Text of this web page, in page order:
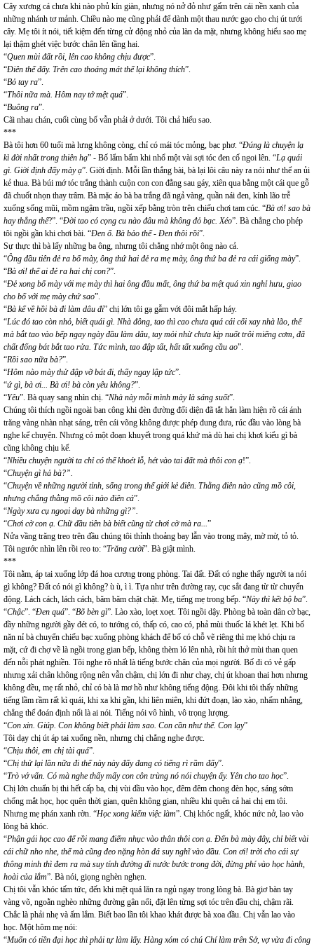
Cây xương cá chưa khi nào phủ kín giàn, nhưng nó nở đỏ như gấm trên cái nền xanh của
những nhánh tơ mảnh. Chiều nào mẹ cũng phải để dành một thau nước gạo cho chị út tưới
cây. Mẹ tôi ít nói, tiết kiệm đến từng cử động nhỏ của làn da mặt, nhưng không hiểu sao mẹ
lại thậm ghét việc bước chân lên tầng hai.
“Quen mùi đất rồi, lên cao không chịu được”.
“Điên thế đấy. Trên cao thoáng mát thế lại không thích”.
“Bỏ tay ra”.
“Thôi nữa mà. Hôm nay tớ mệt quá”.
“Buông ra”.
Cãi nhau chán, cuối cùng bố vẫn phải ở dưới. Tôi chả hiểu sao.
***
Bà tôi hơn 60 tuổi mà lưng không còng, chỉ có mái tóc mỏng, bạc phơ. “Đúng là chuyện lạ
kì đời nhất trong thiên hạ” - Bố lẩm bẩm khi nhổ một vài sợi tóc đen cố ngoi lên. “Lạ quái
gì. Giời định đấy mày ạ”. Giời định. Mỗi lần thắng bài, bà lại lôi câu này ra nói như thể an ủi
kẻ thua. Bà búi mớ tóc trắng thành cuộn con con đằng sau gáy, xiên qua bằng một cái que gỗ
đã chuốt nhọn thay trâm. Bà mặc áo bà ba trắng đã ngả vàng, quần nái đen, kính lão trễ
xuống sống mũi, mồm ngậm trầu, ngồi xếp bằng tròn trên chiếu chơi tam cúc. “Bà ơi! sao bà
hay thắng thế?”. “Đời tao có cọng cu nào đâu mà không đỏ bạc. Xéo”. Bà chẳng cho phép
tôi ngồi gần khi chơi bài. “Đen ố. Bà bảo thế - Đen thôi rồi”.
Sự thực thì bà lấy những ba ông, nhưng tôi chẳng nhớ một ông nào cả.
“Ông đầu tiên đẻ ra bố mày, ông thứ hai đẻ ra mẹ mày, ông thứ ba đẻ ra cái giống mày”.
“Bà ơi! thế ai đẻ ra hai chị con?”.
“Đẻ xong bố mày với mẹ mày thì hai ông đầu mất, ông thứ ba mệt quá xin nghỉ hưu, giao
cho bố với mẹ mày chứ sao”.
“Bà kể về hồi bà đi làm dâu đi” chị lớn tôi gạ gẫm với đôi mắt hấp háy.
“Lúc đó tao còn nhỏ, biết quái gì. Nhà đông, tao thì cao chưa quá cái cối xay nhà lão, thế
mà bắt tao vào bếp ngay ngày đầu làm dâu, tay mỏi nhừ chưa kịp nuốt trôi miếng cơm, đã
chất đống bát bắt tao rửa. Tức mình, tao đập tất, hất tất xuống cầu ao”.
“Rồi sao nữa bà?”.
“Hôm nào mày thử đập vỡ bát đi, thấy ngay lập tức”.
“ứ gì, bà ơi... Bà ơi! bà còn yêu không?”.
“Yêu”. Bà quay sang nhìn chị. “Nhà này mỗi mình mày là sáng suốt”.
Chúng tôi thích ngồi ngoài ban công khi đèn đường đối diện đã tắt hẳn làm hiện rõ cái ánh
trăng vàng nhàn nhạt sáng, trên cái võng không được phép đung đưa, rúc đầu vào lòng bà
nghe kể chuyện. Nhưng có một đoạn khuyết trong quá khứ mà dù hai chị khơi kiểu gì bà
cũng không chịu kể.
“Nhiều chuyện người ta chỉ có thể khoét lỗ, hét vào tai đất mà thôi con ạ!”.
“Chuyện gì hả bà?”.
“Chuyện về những người tỉnh, sống trong thế giới kẻ điên. Thằng điên nào cũng mồ côi,
nhưng chẳng thằng mồ côi nào điên cả”.
“Ngày xưa cụ ngoại dạy bà những gì?”.
“Chơi cờ con ạ. Chữ đầu tiên bà biết cũng từ chơi cờ mà ra...”
Nửa vầng trăng treo trên đầu chúng tôi thỉnh thoảng bay lẫn vào trong mây, mờ mờ, tỏ tỏ.
Tôi ngước nhìn lên rồi reo to: “Trăng cười”. Bà giật mình.
***
Tôi nằm, áp tai xuống lớp đá hoa cương trong phòng. Tai đất. Đất có nghe thấy người ta nói
gì không? Đất có nói gì không? ù ù, ì ì. Tựa như trên đường ray, cục sắt đang từ từ chuyển
động. Lách cách, lách cách, băm băm chặt chặt. Mẹ, tiếng mẹ trong bếp. “Này thì kết bộ ba”.
“Chậc”. “Đen quá”. “Bõ bèn gì”. Lào xào, loẹt xoẹt. Tôi ngồi dậy. Phòng bà toàn dân cờ bạc,
đầy những người gầy đét có, to tướng có, thấp có, cao có, phả mùi thuốc lá khét lẹt. Khi bố
năn nỉ bà chuyển chiếu bạc xuống phòng khách để bố có chỗ vẽ riêng thì mẹ khó chịu ra
mặt, cứ đi chợ về là ngồi trong gian bếp, không thèm ló lên nhà, rồi hít thở mùi than quen
đến nỗi phát nghiền. Tôi nghe rõ nhất là tiếng bước chân của mọi người. Bố đi có vẻ gấp
nhưng xải chân không rộng nên vẫn chậm, chị lớn đi như chạy, chị út khoan thai hơn nhưng
không đều, mẹ rất nhỏ, chỉ có bà là mơ hồ như không tiếng động. Đôi khi tôi thấy những
tiếng lầm rầm rất kì quái, khi xa khi gần, khi liên miên, khi đứt đoạn, lào xào, nhấm nhẳng,
chẳng thể đoán định nổi là ai nói. Tiếng nói vô hình, vô trọng lượng.
“Con xin. Giúp. Con không biết phải làm sao. Con cần như thế. Con lạy”
Tôi dạy chị út áp tai xuống nền, nhưng chị chẳng nghe được.
“Chịu thôi, em chị tài quá”.
“Chị thử lại lần nữa đi thế này này đấy đang có tiếng rì rầm đấy”.
“Trò vớ vẩn. Có mà nghe thấy mấy con côn trùng nó nói chuyện ấy. Yên cho tao học”.
Chị lớn chuẩn bị thi hết cấp ba, chị vùi đầu vào học, đêm đêm chong đèn học, sáng sớm
chống mắt học, học quên thời gian, quên không gian, nhiều khi quên cả hai chị em tôi.
Nhưng mẹ phán xanh rờn. “Học xong kiếm việc làm”. Chị khóc ngất, khóc nức nở, lao vào
lòng bà khóc.
“Phận gái học cao để rồi mang điếm nhục vào thân thôi con ạ. Đến bà mày đây, chỉ biết vài
cái chữ nho nhe, thế mà cũng đeo nặng hòn đá suy nghĩ vào đầu. Con ơi! trời cho cái sự
thông minh thì đem ra mà suy tính đường đi nước bước trong đời, đừng phí vào học hành,
hoài của lắm”. Bà nói, giọng nghèn nghẹn.
Chị tôi vẫn khóc tấm tức, đến khi mệt quá lăn ra ngủ ngay trong lòng bà. Bà giơ bàn tay
vàng võ, ngoằn nghèo những đường gân nổi, đặt lên từng sợi tóc trên đầu chị, chậm rãi.
Chắc là phải nhẹ và ấm lắm. Biết bao lần tôi khao khát được bà xoa đầu. Chị vẫn lao vào
học. Một hôm mẹ nói:
“Muốn có tiền đại học thì phải tự làm lấy. Hàng xóm có chú Chí làm trên Sở, vợ vừa đi công